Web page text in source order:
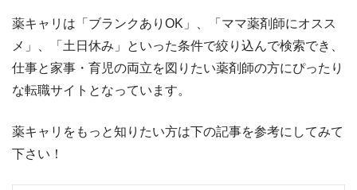
薬キャリは「ブランクありOK」、「ママ薬剤師にオスス
メ」、「土日休み」といった条件で絞り込んで検索でき、
仕事と家事・育児の両立を図りたい薬剤師の方にぴったり
な転職サイトとなっています。
薬キャリをもっと知りたい方は下の記事を参考にしてみて
下さい！